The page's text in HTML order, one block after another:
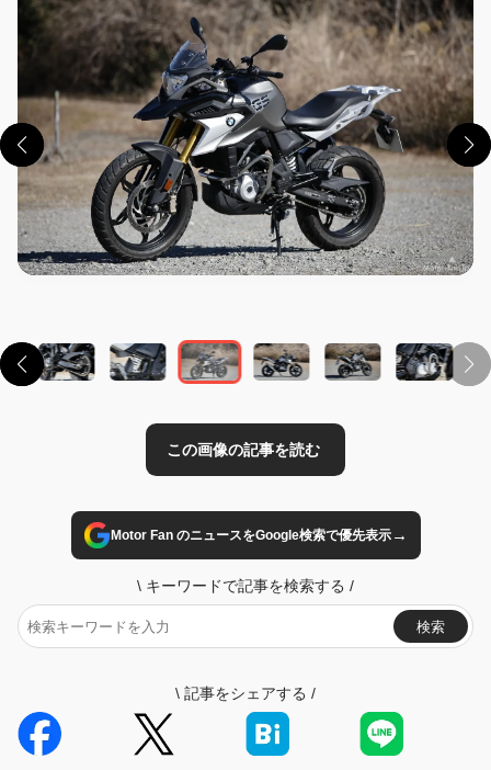
Motor Fan のニュースをGoogle検索で優先表示→
\ キーワードで記事を検索する /
検索
\ 記事をシェアする /